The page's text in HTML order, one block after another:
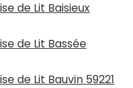
de Lit Baisieux
de Lit Bassée
de Lit Bauvin 59221